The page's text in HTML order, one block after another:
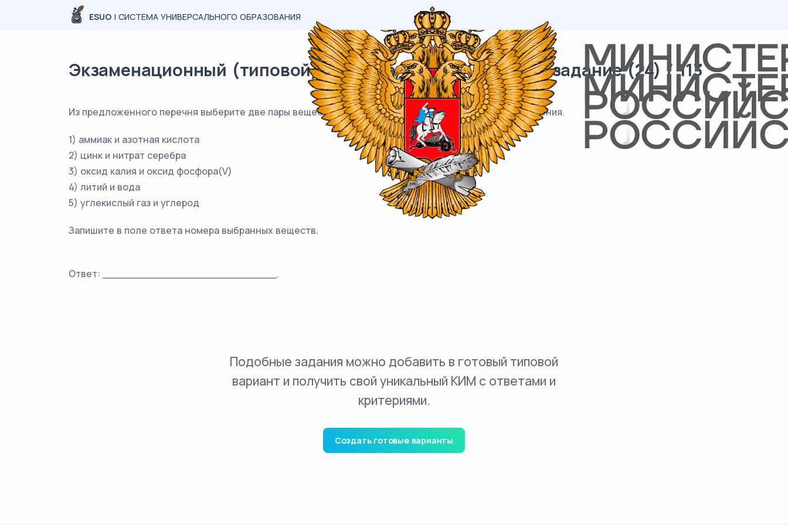
ESUO | СИСТЕМА УНИВЕРСАЛЬНОГО ОБРАЗОВАНИЯ
Экзаменационный (типовой) материал ОГЭ / Химия / 11 задание (24) / 113
Из предложенного перечня выберите две пары веществ, между которыми протекает реакция замещения.
1) аммиак и азотная кислота
2) цинк и нитрат серебра
3) оксид калия и оксид фосфора(V)
4) литий и вода
5) углекислый газ и углерод
Запишите в поле ответа номера выбранных веществ.
Ответ: ___________________________.
Подобные задания можно добавить в готовый типовой
вариант и получить свой уникальный КИМ с ответами и
критериями.
Создать готовые варианты